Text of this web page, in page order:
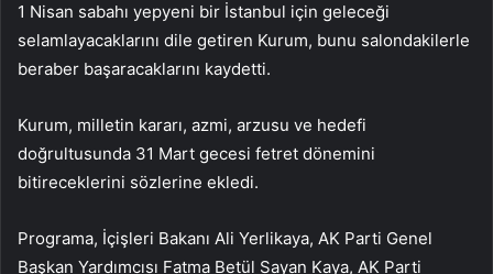
1 Nisan sabahı yepyeni bir İstanbul için geleceği
selamlayacaklarını dile getiren Kurum, bunu salondakilerle
beraber başaracaklarını kaydetti.
Kurum, milletin kararı, azmi, arzusu ve hedefi
doğrultusunda 31 Mart gecesi fetret dönemini
bitireceklerini sözlerine ekledi.
Programa, İçişleri Bakanı Ali Yerlikaya, AK Parti Genel
Başkan Yardımcısı Fatma Betül Sayan Kaya, AK Parti